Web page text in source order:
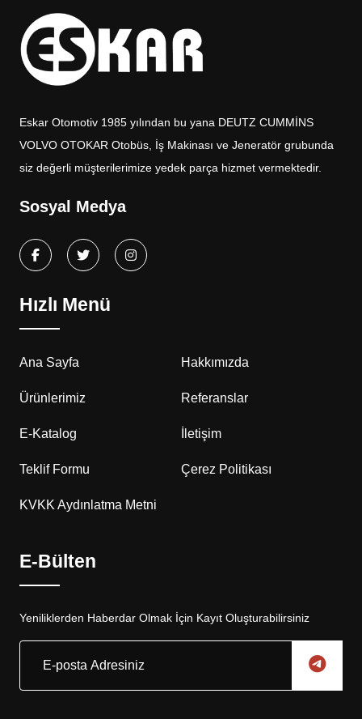
Eskar Otomotiv 1985 yılından bu yana DEUTZ CUMMİNS
VOLVO OTOKAR Otobüs, İş Makinası ve Jeneratör grubunda
siz değerli müşterilerimize yedek parça hizmet vermektedir.
Sosyal Medya
Hızlı Menü
Ana Sayfa Hakkımızda
Ürünlerimiz Referanslar
E-Katalog İletişim
Teklif Formu Çerez Politikası
KVKK Aydınlatma Metni
E-Bülten
Yeniliklerden Haberdar Olmak İçin Kayıt Oluşturabilirsiniz